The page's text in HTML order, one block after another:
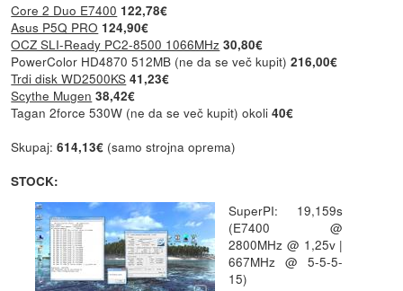
Core 2 Duo E7400 122,78€
Asus P5Q PRO 124,90€
OCZ SLI-Ready PC2-8500 1066MHz 30,80€
PowerColor HD4870 512MB (ne da se več kupit)216,00€
Trdi disk WD2500KS 41,23€
Scythe Mugen 38,42€
Tagan 2force 530W (ne da se več kupit) okoli40€
Skupaj:614,13€ (samo strojna oprema)
STOCK:
SuperPI: 19,159s
(E7400 @
2800MHz @ 1,25v |
667MHz @ 5-5-5-
15)